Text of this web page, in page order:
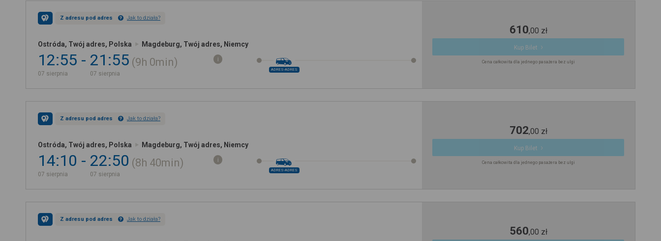
Z adresu pod adres Jak to działa?
Ostróda, Twój adres, Polska Magdeburg, Twój adres, Niemcy
12:55
07 sierpnia
21:55
07 sierpnia
9h 0min
ADRES-ADRES
610,00 zł
Kup Bilet
Cena całkowita dla jednego pasażera bez ulgi
Z adresu pod adres Jak to działa?
Ostróda, Twój adres, Polska Magdeburg, Twój adres, Niemcy
14:10
07 sierpnia
22:50
07 sierpnia
8h 40min
ADRES-ADRES
702,00 zł
Kup Bilet
Cena całkowita dla jednego pasażera bez ulgi
Z adresu pod adres Jak to działa?
560,00 zł